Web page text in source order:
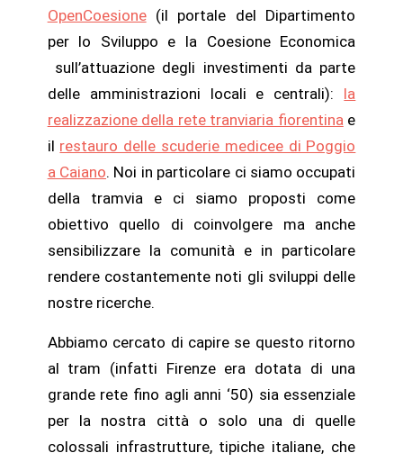
OpenCoesione(il portale del Dipartimento
per lo Sviluppo e la Coesione Economica
sull’attuazione degli investimenti da parte
delle amministrazioni locali e centrali): la
realizzazione della rete tranviaria fiorentinae
il restauro delle scuderie medicee di Poggio
a Caiano. Noi in particolare ci siamo occupati
della tramvia e ci siamo proposti come
obiettivo quello di coinvolgere ma anche
sensibilizzare la comunità e in particolare
rendere costantemente noti gli sviluppi delle
nostre ricerche.
Abbiamo cercato di capire se questo ritorno
al tram (infatti Firenze era dotata di una
grande rete fino agli anni ‘50) sia essenziale
per la nostra città o solo una di quelle
colossali infrastrutture, tipiche italiane, che